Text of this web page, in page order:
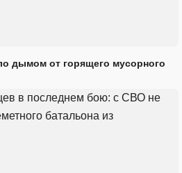
дымом от горящего мусорного